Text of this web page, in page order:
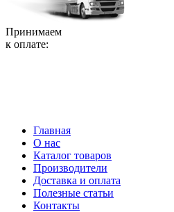
Принимаем
к оплате:
Главная
О нас
Каталог товаров
Производители
Доставка и оплата
Полезные статьи
Контакты